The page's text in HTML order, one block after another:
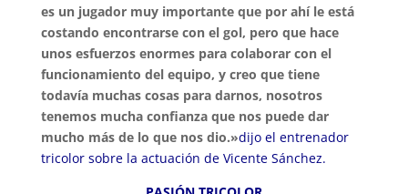
es un jugador muy importante que por ahí le está
costando encontrarse con el gol, pero que hace
unos esfuerzos enormes para colaborar con el
funcionamiento del equipo, y creo que tiene
todavía muchas cosas para darnos, nosotros
tenemos mucha confianza que nos puede dar
mucho más de lo que nos dio.»dijo el entrenador
tricolor sobre la actuación de Vicente Sánchez.